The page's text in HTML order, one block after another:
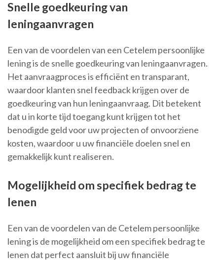
Snelle goedkeuring van
leningaanvragen
Een van de voordelen van een Cetelem persoonlijke
lening is de snelle goedkeuring van leningaanvragen.
Het aanvraagproces is efficiënt en transparant,
waardoor klanten snel feedback krijgen over de
goedkeuring van hun leningaanvraag. Dit betekent
dat u in korte tijd toegang kunt krijgen tot het
benodigde geld voor uw projecten of onvoorziene
kosten, waardoor u uw financiële doelen snel en
gemakkelijk kunt realiseren.
Mogelijkheid om specifiek bedrag te
lenen
Een van de voordelen van de Cetelem persoonlijke
lening is de mogelijkheid om een specifiek bedrag te
lenen dat perfect aansluit bij uw financiële